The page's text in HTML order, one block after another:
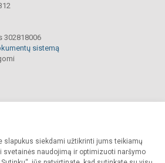
slapukus siekdami užtikrinti jums teikiamų
svetainės naudojimą ir optimizuoti naršymo
302818006
sistemą
internetinės svetainės turinį be raštiško
sutikimo yra draudžiama.